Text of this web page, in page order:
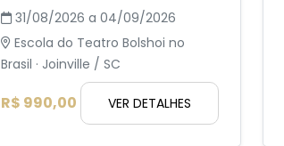
31/08/2026 a 04/09/2026
Escola do Teatro Bolshoi no
Brasil · Joinville / SC
R$ 990,00 VER DETALHES